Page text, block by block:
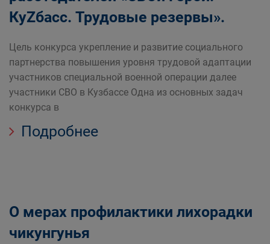
КуZбасс. Трудовые резервы».
Цель конкурса укрепление и развитие социального
партнерства повышения уровня трудовой адаптации
участников специальной военной операции далее
участники СВО в Кузбассе Одна из основных задач
конкурса в
Подробнее
О мерах профилактики лихорадки
чикунгунья